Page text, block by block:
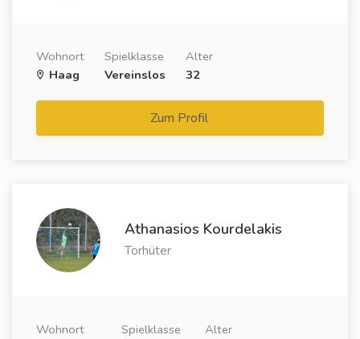
Wohnort
Haag
Spielklasse
Vereinslos
Alter
32
Zum Profil
Athanasios Kourdelakis
Torhüter
Wohnort
Spielklasse
Alter